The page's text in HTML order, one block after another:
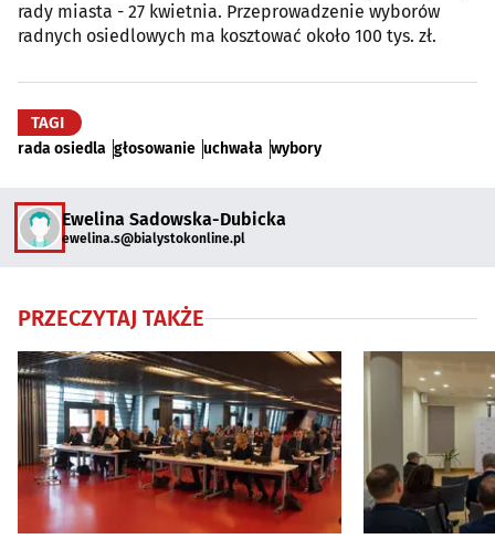
rady miasta - 27 kwietnia. Przeprowadzenie wyborów
radnych osiedlowych ma kosztować około 100 tys. zł.
TAGI
rada osiedla głosowanie uchwała wybory
Ewelina Sadowska-Dubicka
ewelina.s@bialystokonline.pl
PRZECZYTAJ TAKŻE